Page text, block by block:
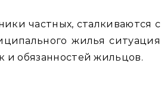
частных, сталкиваются с
жилья ситуация
и обязанностей жильцов.